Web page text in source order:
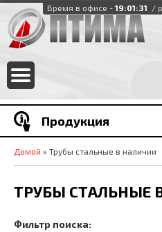
Время в офисе - 19:01:31 /
Продукция
Домой » Трубы стальные в наличии
ТРУБЫ СТАЛЬНЫЕ
Фильтр поиска: